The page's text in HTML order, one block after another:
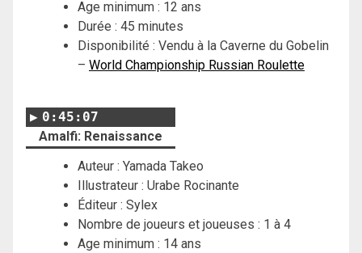
Age minimum : 12 ans
Durée : 45 minutes
Disponibilité : Vendu à la Caverne du Gobelin
– World Championship Russian Roulette
0:45:07
Amalfi: Renaissance
Auteur : Yamada Takeo
Illustrateur : Urabe Rocinante
Éditeur : Sylex
Nombre de joueurs et joueuses : 1 à 4
Age minimum : 14 ans